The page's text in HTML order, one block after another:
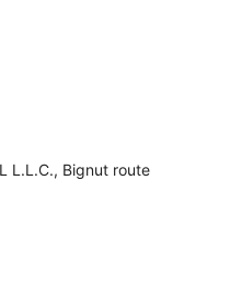
L.L.C., Bignut route